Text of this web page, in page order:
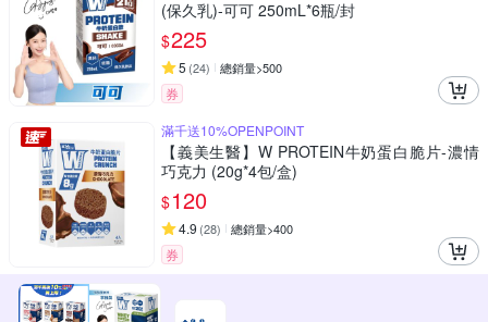
(保久乳)-可可 250mL*6瓶/封
$225
5 (24) 總銷量>500
券
滿千送10%OPENPOINT
【義美生醫】W PROTEIN牛奶蛋白脆片-濃情
巧克力 (20g*4包/盒)
$120
4.9 (28) 總銷量>400
券